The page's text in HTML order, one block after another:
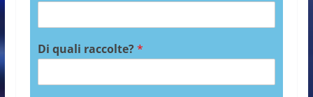
Di quali raccolte?*